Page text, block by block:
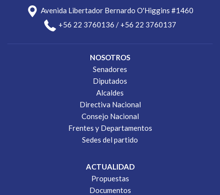
Avenida Libertador Bernardo O'Higgins #1460
+56 22 3760136 / +56 22 3760137
NOSOTROS
Senadores
Diputados
Alcaldes
Directiva Nacional
Consejo Nacional
Frentes y Departamentos
Sedes del partido
ACTUALIDAD
Propuestas
Documentos